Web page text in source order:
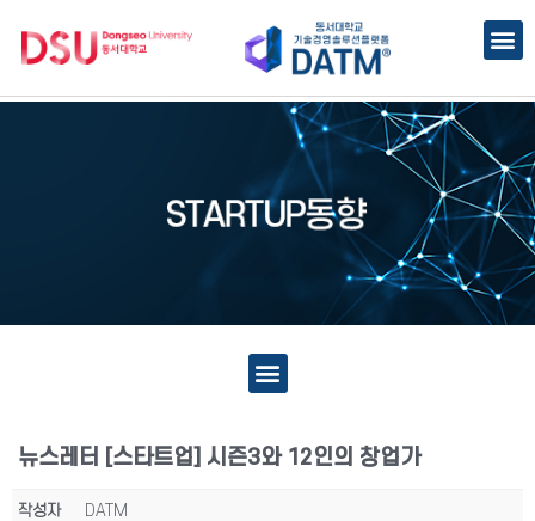
뉴스레터 [스타트업] 시즌3와 12인의 창업가
작성자 DATM